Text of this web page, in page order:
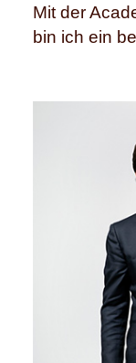
Mit der
bin ich ein